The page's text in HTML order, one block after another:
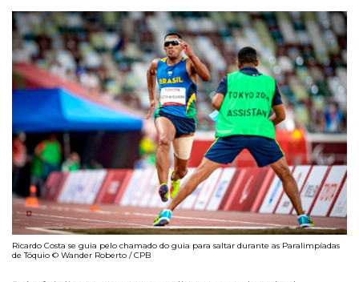
Ricardo Costa se guia pelo chamado do guia para saltar durante as Paralimpíadas
de Tóquio © Wander Roberto / CPB